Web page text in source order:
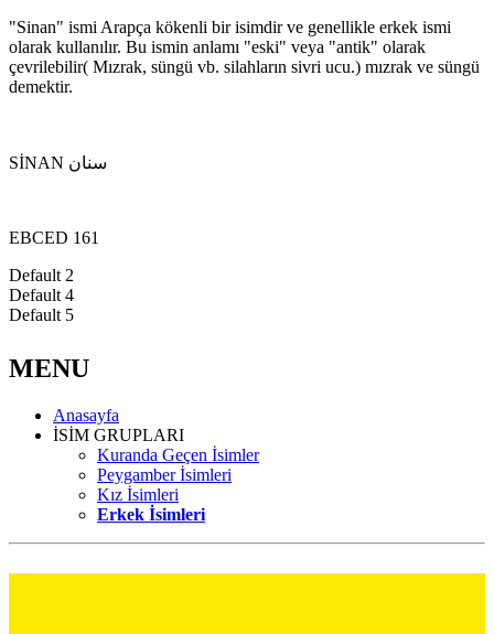
"Sinan" ismi Arapça kökenli bir isimdir ve genellikle erkek ismi
olarak kullanılır. Bu ismin anlamı "eski" veya "antik" olarak
çevrilebilir( Mızrak, süngü vb. silahların sivri ucu.) mızrak ve süngü
demektir.
SİNAN سنان
EBCED 161
Default 2
Default 4
Default 5
MENU
Anasayfa
İSİM GRUPLARI
Kuranda Geçen İsimler
Peygamber İsimleri
Kız İsimleri
Erkek İsimleri